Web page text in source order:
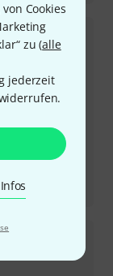
Cookies
zu (alle
jederzeit